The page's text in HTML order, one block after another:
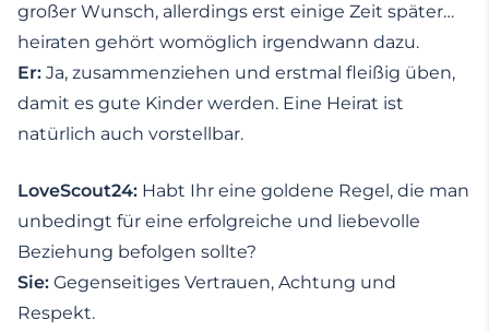
großer Wunsch, allerdings erst einige Zeit später…
heiraten gehört womöglich irgendwann dazu.
Er: Ja, zusammenziehen und erstmal fleißig üben,
damit es gute Kinder werden. Eine Heirat ist
natürlich auch vorstellbar.
LoveScout24: Habt Ihr eine goldene Regel, die man
unbedingt für eine erfolgreiche und liebevolle
Beziehung befolgen sollte?
Sie: Gegenseitiges Vertrauen, Achtung und
Respekt.